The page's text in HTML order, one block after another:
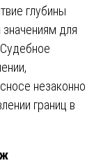
глубины
для
Судебное
незаконно
границ в